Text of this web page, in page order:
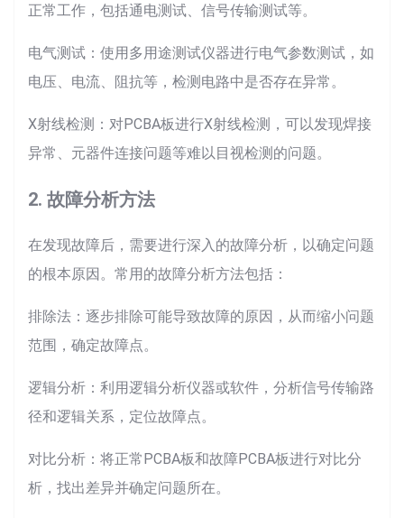
正常工作，包括通电测试、信号传输测试等。
电气测试：使用多用途测试仪器进行电气参数测试，如
电压、电流、阻抗等，检测电路中是否存在异常。
X射线检测：对PCBA板进行X射线检测，可以发现焊接
异常、元器件连接问题等难以目视检测的问题。
2. 故障分析方法
在发现故障后，需要进行深入的故障分析，以确定问题
的根本原因。常用的故障分析方法包括：
排除法：逐步排除可能导致故障的原因，从而缩小问题
范围，确定故障点。
逻辑分析：利用逻辑分析仪器或软件，分析信号传输路
径和逻辑关系，定位故障点。
对比分析：将正常PCBA板和故障PCBA板进行对比分
析，找出差异并确定问题所在。